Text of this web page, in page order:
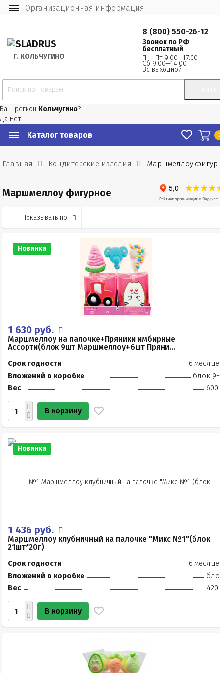
Организационная информация
Г. КОЛЬЧУГИНО
8 (800) 550-26-12
Звонок по РФ
бесплатный
Пн—Пт 9:00—17:00
Сб 9:00—14:00
Вс выходной
Ваш регион Кольчугино?
Да Нет
Каталог товаров
Главная Кондитерские изделия Маршмеллоу
Маршмеллоу фигурное
Показывать по:
Новинка
1 630 руб.
Маршмеллоу на палочке+Пряники имбирные
Ассорти(блок 9шт Маршмеллоу+6шт Пряни...
Срок годности
6
Вложений в коробке
блок
Вес
600
В корзину
Новинка
1 436 руб.
Маршмеллоу клубничный на палочке "Микс №1"(блок
21шт*20г)
Срок годности
6
Вложений в коробке
Вес
420
В корзину